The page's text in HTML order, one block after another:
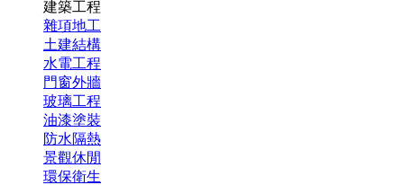
建築工程
雜項地工
土建結構
水電工程
門窗外牆
玻璃工程
油漆塗裝
防水隔熱
景觀休閒
環保衛生